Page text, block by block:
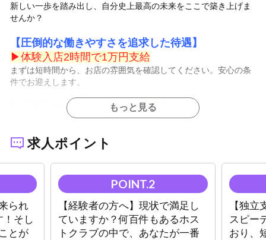
新しい一歩を踏み出し、自分史上最高の未来をここで築き上げま
せんか？
【圧倒的な働きやすさを追求した待遇】
▶体験入店2時間で1万円支給
まずは短時間から、お店の雰囲気を確認してください。安心の条
件でお迎えします。
総売上50%バック～＋各種手当
頑張りはダイレクトに収入へ直結。スタッフ一人ひとりに寄り添
ポートします。
▶完全週休2日制×実働5時間
プライベートを犠牲にする必要はありません。オンとオフを両立
したい方に最適です。
もっと見る
求人ポイント
られ
！そし
とが
【経験者の方へ】現状で満足し
ていますか？何百件もあるホス
トクラブの中で、あなたが一番
【独
スピー
おり、